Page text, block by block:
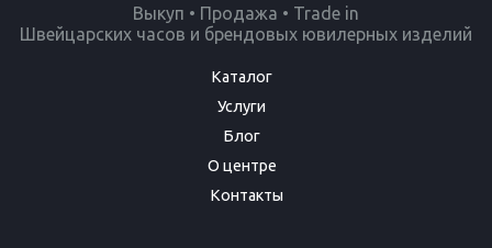
Выкуп • Продажа • Trade in
Швейцарских часов и брендовых ювилерных изделий
Каталог
Услуги
Блог
О центре
Контакты